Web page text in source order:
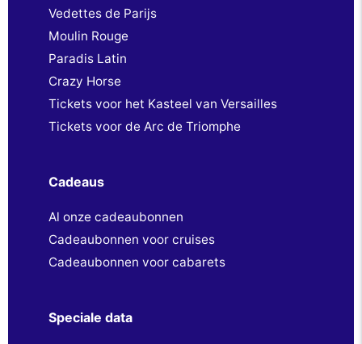
Vedettes de Parijs
Moulin Rouge
Paradis Latin
Crazy Horse
Tickets voor het Kasteel van Versailles
Tickets voor de Arc de Triomphe
Cadeaus
Al onze cadeaubonnen
Cadeaubonnen voor cruises
Cadeaubonnen voor cabarets
Speciale data